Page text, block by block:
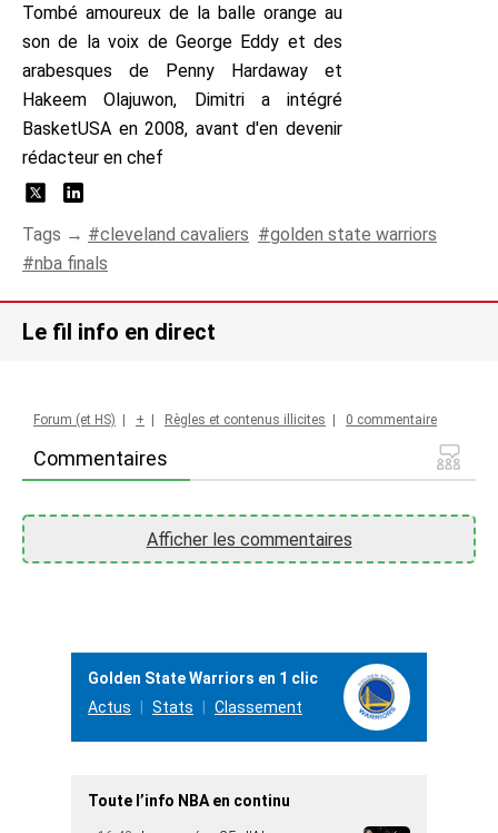
Tombé amoureux de la balle orange au
son de la voix de George Eddy et des
arabesques de Penny Hardaway et
Hakeem Olajuwon, Dimitri a intégré
BasketUSA en 2008, avant d'en devenir
rédacteur en chef
Tags → cleveland cavaliers
golden state warriors
nba finals
Le fil info en direct
Commentaires
Forum (et HS) | + | Règles et contenus illicites | 0 commentaire
Afficher les commentaires
Golden State Warriors en 1 clic
Actus
Stats Classement
Toute l’info NBA en continu